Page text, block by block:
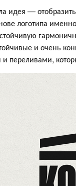
идея —
логотипа
и очень
переливами,